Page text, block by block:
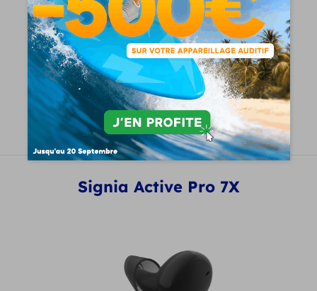
1345€
Voir le produit
Demandez un essai gratuit
Signia Active Pro 7X